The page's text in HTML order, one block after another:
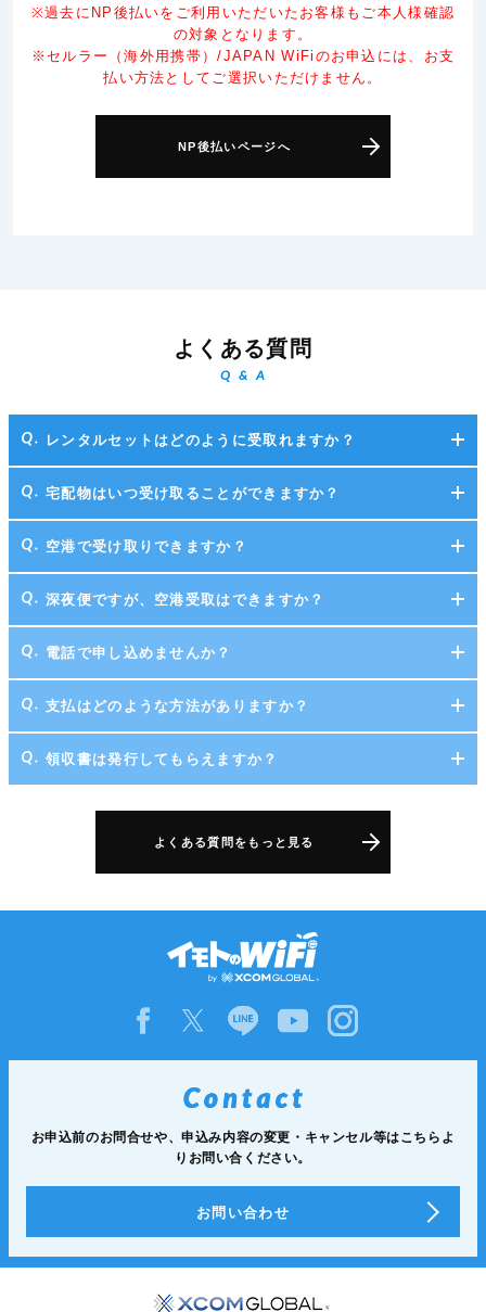
※過去にNP後払いをご利用いただいたお客様もご本人様確認
の対象となります。
※セルラー（海外用携帯）/JAPAN WiFiのお申込には、お支
払い方法としてご選択いただけません。
NP後払いページへ
よくある質問
Q & A
レンタルセットはどのように受取れますか？
宅配物はいつ受け取ることができますか？
空港で受け取りできますか？
深夜便ですが、空港受取はできますか？
電話で申し込めませんか？
支払はどのような方法がありますか？
領収書は発行してもらえますか？
よくある質問をもっと見る
お申込前のお問合せや、申込み内容の変更・キャンセル等はこちらよ
りお問い合ください。
お問い合わせ